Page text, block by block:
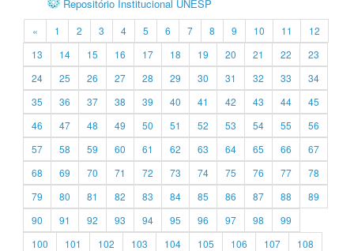
Repositório Institucional UNESP
« 1 2 3 4 5 6 7 8 9 10 11
12
13
14 15 16 17 18 19 20 21 22
23
24
25 26 27 28 29 30 31 32 33
34
35
36 37 38 39 40 41 42 43 44
45
46
47 48 49 50 51 52 53 54 55
56
57
58 59 60 61 62 63 64 65 66
67
68
69 70 71 72 73 74 75 76 77
78
79
80 81 82 83 84 85 86 87 88
89
90
91 92 93 94 95 96 97 98
99
100
101 102 103 104 105 106 107
108